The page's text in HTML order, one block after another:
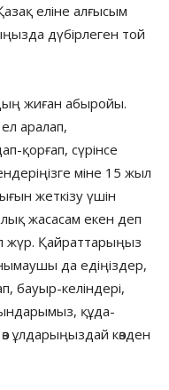
еліне алғысым
дүбірлеген той
жиған абыройы.
аралап,
қорғап, сүрінсе
міне 15 жыл
жеткізу үшін
жасасам екен деп
жүр. Қайраттарыңыз
да едіңіздер,
бауыр-келіндері,
құда-
ұлдарыңыздай көзден